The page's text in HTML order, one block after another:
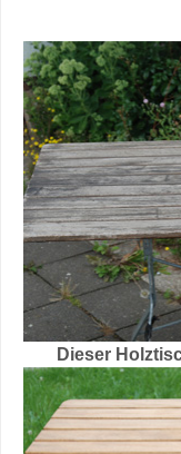
Dieser